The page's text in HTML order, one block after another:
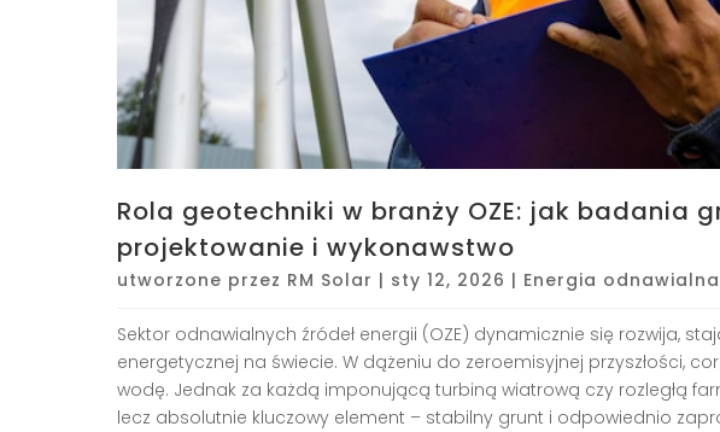
Rola geotechniki w branży OZE: jak badania
projektowanie i wykonawstwo
utworzone przez RM Solar | sty 12, 2026 | Energia odnawialna
Sektor odnawialnych źródeł energii (OZE) dynamicznie się rozwija,
energetycznej na świecie. W dążeniu do zeroemisyjnej przyszłości,
wodę. Jednak za każdą imponującą turbiną wiatrową czy rozległą
lecz absolutnie kluczowy element – stabilny grunt i odpowiednio